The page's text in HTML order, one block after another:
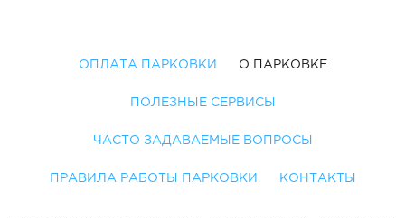
ОПЛАТА ПАРКОВКИ О ПАРКОВКЕ
ПОЛЕЗНЫЕ СЕРВИСЫ
ЧАСТО ЗАДАВАЕМЫЕ ВОПРОСЫ
ПРАВИЛА РАБОТЫ ПАРКОВКИ КОНТАКТЫ